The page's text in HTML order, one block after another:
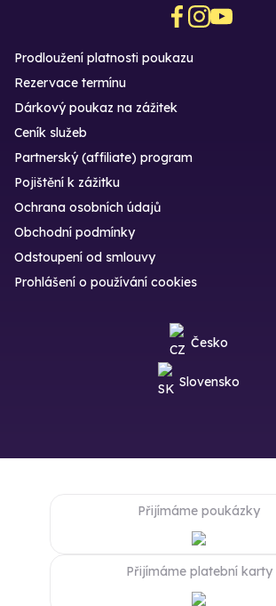
Prodloužení platnosti poukazu
Rezervace termínu
Dárkový poukaz na zážitek
Ceník služeb
Partnerský (affiliate) program
Pojištění k zážitku
Ochrana osobních údajů
Obchodní podmínky
Odstoupení od smlouvy
Prohlášení o používání cookies
Česko
Slovensko
Přijímáme poukázky
Přijímáme platební karty